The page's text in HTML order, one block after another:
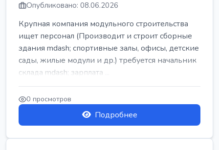
Опубликовано: 08.06.2026
Крупная компания модульного строительства
ищет персонал (Производит и строит сборные
здания mdash; спортивные залы, офисы, детские
сады, жилые модули и др.) требуется начальник
склада mdash; зарплата ...
0 просмотров
Подробнее